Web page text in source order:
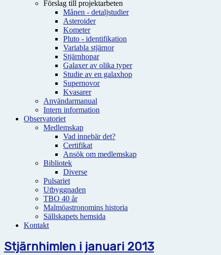
Förslag till projektarbeten
Månen - detaljstudier
Asteroider
Kometer
Pluto - identifikation
Variabla stjärnor
Stjärnhopar
Galaxer av olika typer
Studie av en galaxhop
Supernovor
Kvasarer
Användarmanual
Intern information
Observatoriet
Medlemskap
Vad innebär det?
Certifikat
Ansök om medlemskap
Bibliotek
Diverse
Pulsariet
Utbyggnaden
TBO 40 år
Malmöastronomins historia
Sällskapets hemsida
Kontakt
Stjärnhimlen i januari 2013